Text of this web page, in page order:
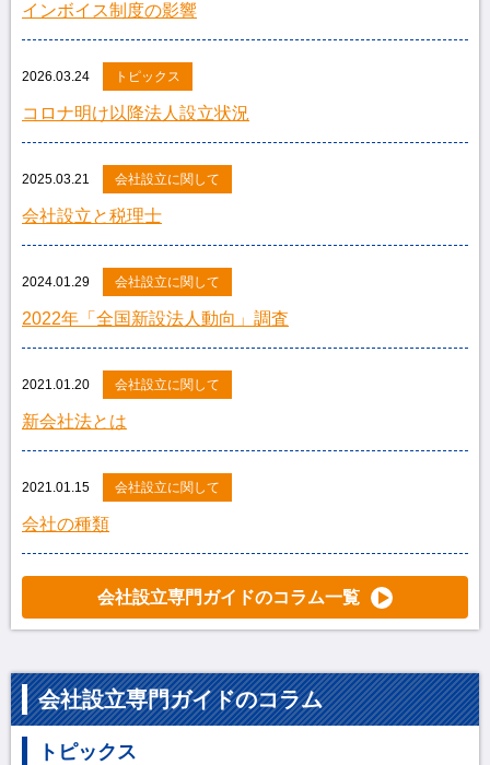
インボイス制度の影響
2026.03.24 トピックス
コロナ明け以降法人設立状況
2025.03.21 会社設立に関して
会社設立と税理士
2024.01.29 会社設立に関して
2022年「全国新設法人動向」調査
2021.01.20 会社設立に関して
新会社法とは
2021.01.15 会社設立に関して
会社の種類
会社設立専門ガイドのコラム一覧
会社設立専門ガイドのコラム
トピックス